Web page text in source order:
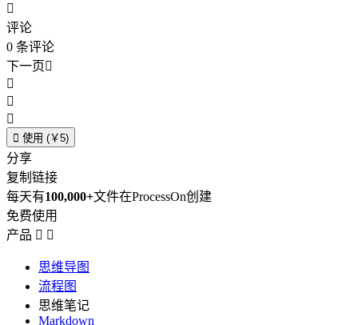

评论
0 条评论
下一页



 使用 (￥5)
分享
复制链接
每天有100,000+文件在ProcessOn创建
免费使用
产品  
思维导图
流程图
思维笔记
Markdown